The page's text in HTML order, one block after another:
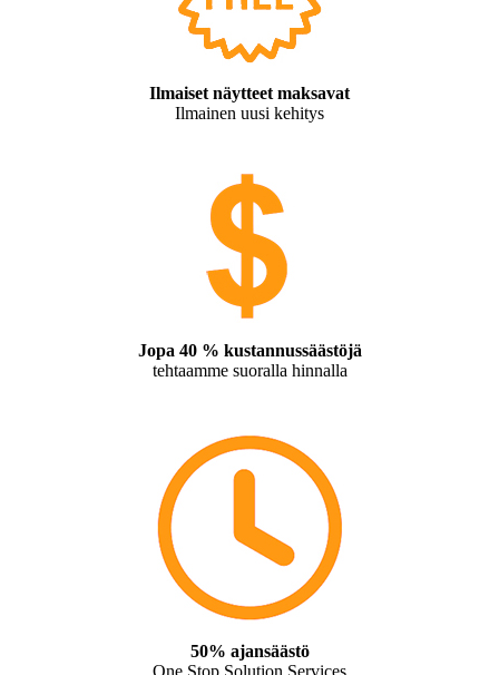
Ilmaiset näytteet maksavat
Ilmainen uusi kehitys
Jopa 40 % kustannussäästöjä
tehtaamme suoralla hinnalla
50% ajansäästö